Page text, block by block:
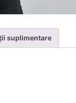
suplimentare